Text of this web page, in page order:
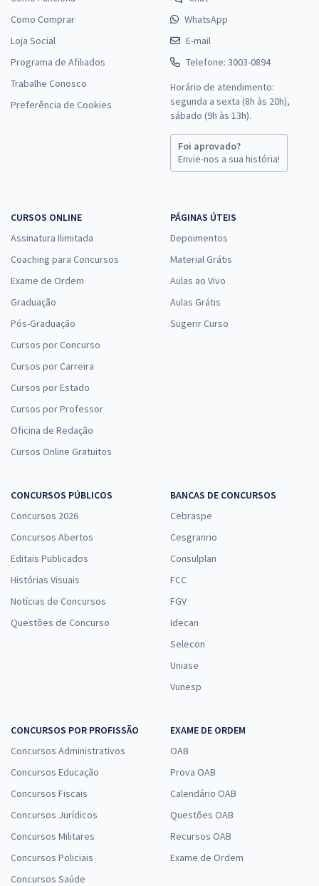
Como Comprar
Loja Social
Programa de Afiliados
Trabalhe Conosco
Preferência de Cookies
WhatsApp
E-mail
Telefone: 3003-0894
Horário de atendimento:
segunda a sexta (8h às 20h),
sábado (9h às 13h).
Foi aprovado?
Envie-nos a sua história!
CURSOS ONLINE
Assinatura Ilimitada
Coaching para Concursos
Exame de Ordem
Graduação
Pós-Graduação
Cursos por Concurso
Cursos por Carreira
Cursos por Estado
Cursos por Professor
Oficina de Redação
Cursos Online Gratuitos
PÁGINAS ÚTEIS
Depoimentos
Material Grátis
Aulas ao Vivo
Aulas Grátis
Sugerir Curso
CONCURSOS PÚBLICOS
Concursos 2026
Concursos Abertos
Editais Publicados
Histórias Visuais
Notícias de Concursos
Questões de Concurso
BANCAS DE CONCURSOS
Cebraspe
Cesgranrio
Consulplan
FCC
FGV
Idecan
Selecon
Uniase
Vunesp
CONCURSOS POR PROFISSÃO
Concursos Administrativos
Concursos Educação
Concursos Fiscais
Concursos Jurídicos
Concursos Militares
Concursos Policiais
Concursos Saúde
EXAME DE ORDEM
OAB
Prova OAB
Calendário OAB
Questões OAB
Recursos OAB
Exame de Ordem